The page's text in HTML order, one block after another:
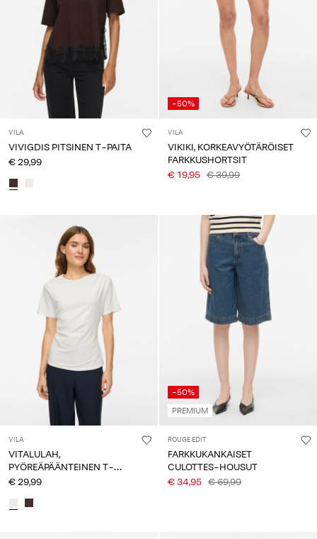
VILA
VIVIGDIS PITSINEN T-PAITA
€ 29,99
-50%
VILA
VIKIKI, KORKEAVYÖTÄRÖISET
FARKKUSHORTSIT
€ 19,95 € 39,99
VILA
VITALULAH,
PYÖREÄPÄÄNTEINEN T-
PAITA
€ 29,99
-50%
PREMIUM
ROUGE EDIT
FARKKUKANKAISET
CULOTTES-HOUSUT
€ 34,95 € 69,99